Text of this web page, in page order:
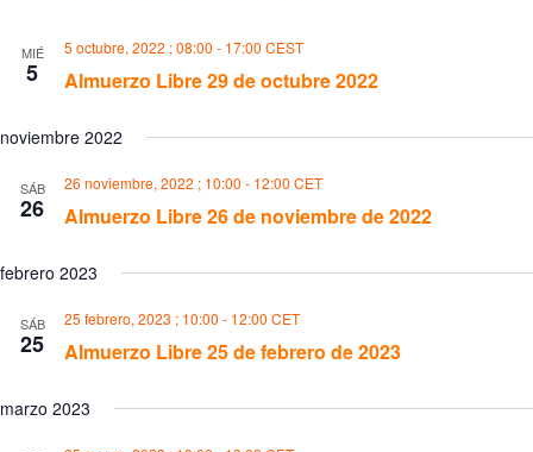
MIÉ
5 Almuerzo Libre 29 de octubre 2022
5 octubre, 2022 ; 08:00 - 17:00 CEST
noviembre 2022
SÁB
26 Almuerzo Libre 26 de noviembre de 2022
26 noviembre, 2022 ; 10:00 - 12:00 CET
febrero 2023
SÁB
25 Almuerzo Libre 25 de febrero de 2023
25 febrero, 2023 ; 10:00 - 12:00 CET
marzo 2023